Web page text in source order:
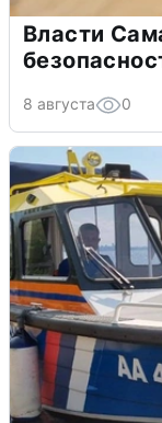
Власти
8 августа 0